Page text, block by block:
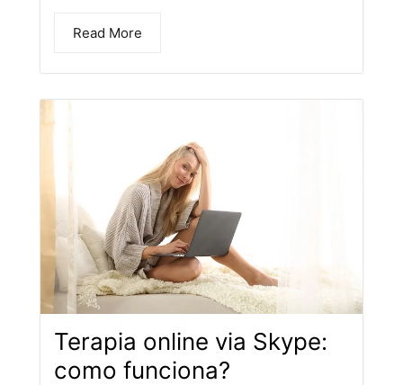
Read More
Terapia online via Skype:
como funciona?